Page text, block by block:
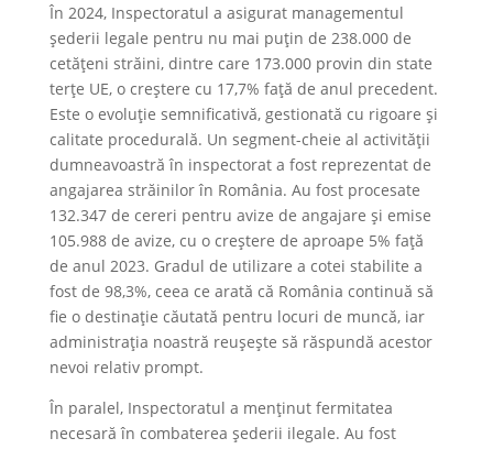
În 2024, Inspectoratul a asigurat managementul
șederii legale pentru nu mai puțin de 238.000 de
cetățeni străini, dintre care 173.000 provin din state
terțe UE, o creștere cu 17,7% față de anul precedent.
Este o evoluție semnificativă, gestionată cu rigoare și
calitate procedurală. Un segment-cheie al activității
dumneavoastră în inspectorat a fost reprezentat de
angajarea străinilor în România. Au fost procesate
132.347 de cereri pentru avize de angajare și emise
105.988 de avize, cu o creștere de aproape 5% față
de anul 2023. Gradul de utilizare a cotei stabilite a
fost de 98,3%, ceea ce arată că România continuă să
fie o destinație căutată pentru locuri de muncă, iar
administrația noastră reușește să răspundă acestor
nevoi relativ prompt.
În paralel, Inspectoratul a menținut fermitatea
necesară în combaterea șederii ilegale. Au fost